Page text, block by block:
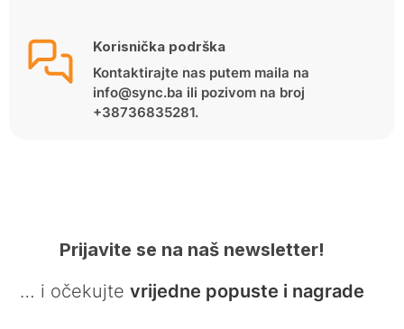
Korisnička podrška
Kontaktirajte nas putem maila na
info@sync.ba ili pozivom na broj
+38736835281.
Prijavite se na naš newsletter!
… i očekujte vrijedne popuste i nagrade